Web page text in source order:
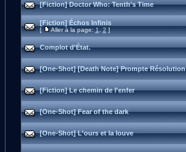
[Fiction] Doctor Who: Tenth's Time
[Fiction] Échos Infinis
[ Aller à la page:1,2]
Complot d'État.
[One-Shot] [Death Note] Prompte Résolution
[Fiction] Le chemin de l'enfer
[One-Shot] Fear of the dark
[One-Shot] L'ours et la louve